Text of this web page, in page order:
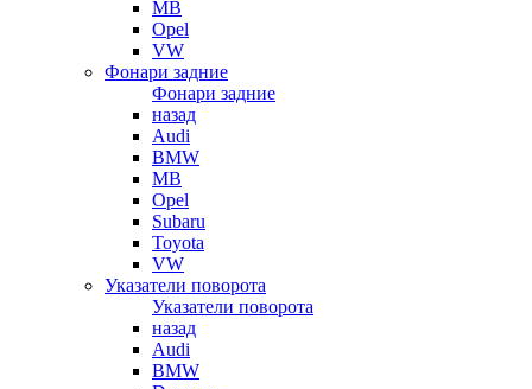
MB
Opel
VW
Фонари задние
Фонари задние
назад
Audi
BMW
MB
Opel
Subaru
Toyota
VW
Указатели поворота
Указатели поворота
назад
Audi
BMW